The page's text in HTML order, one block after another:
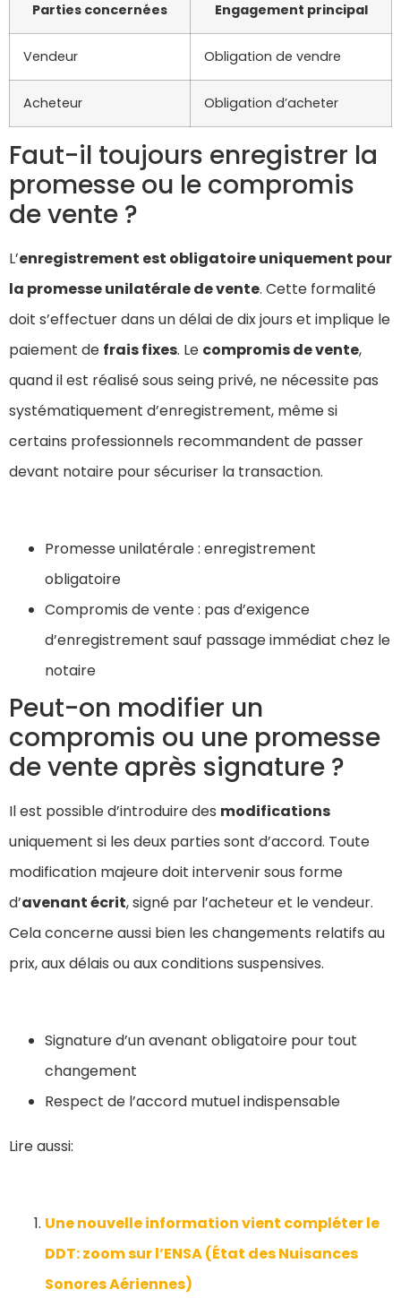
Parties concernées Engagement principal
Vendeur Obligation de vendre
Acheteur Obligation d’acheter
Faut-il toujours enregistrer la
promesse ou le compromis
de vente ?
L’enregistrement est obligatoire uniquement pour
la promesse unilatérale de vente. Cette formalité
doit s’effectuer dans un délai de dix jours et implique le
paiement de frais fixes. Le compromis de vente,
quand il est réalisé sous seing privé, ne nécessite pas
systématiquement d’enregistrement, même si
certains professionnels recommandent de passer
devant notaire pour sécuriser la transaction.
Promesse unilatérale : enregistrement
obligatoire
Compromis de vente : pas d’exigence
d’enregistrement sauf passage immédiat chez le
notaire
Peut-on modifier un
compromis ou une promesse
de vente après signature ?
Il est possible d’introduire des modifications
uniquement si les deux parties sont d’accord. Toute
modification majeure doit intervenir sous forme
d’avenant écrit, signé par l’acheteur et le vendeur.
Cela concerne aussi bien les changements relatifs au
prix, aux délais ou aux conditions suspensives.
Signature d’un avenant obligatoire pour tout
changement
Respect de l’accord mutuel indispensable
Lire aussi:
Une nouvelle information vient compléter le
DDT: zoom sur l’ENSA (État des Nuisances
Sonores Aériennes)